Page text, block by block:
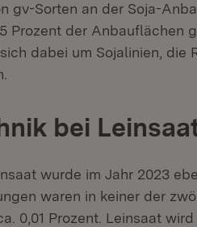
gv-Sorten an der Soja-
Prozent der Anbauflächen
dabei um Sojalinien, die
bei
wurde im Jahr 2023
waren in keiner der
0,01 Prozent. Leinsaat